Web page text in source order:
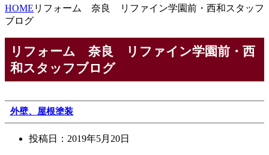
HOME リフォーム 奈良 リファイン学園前・西和スタッフ
ブログ
リフォーム 奈良 リファイン学園前・西
和スタッフブログ
外壁、屋根塗装
投稿日： 2019年5月20日